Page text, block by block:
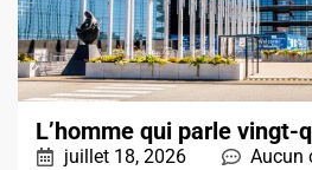
L’homme qui parle vingt-
juillet 18, 2026 Aucun